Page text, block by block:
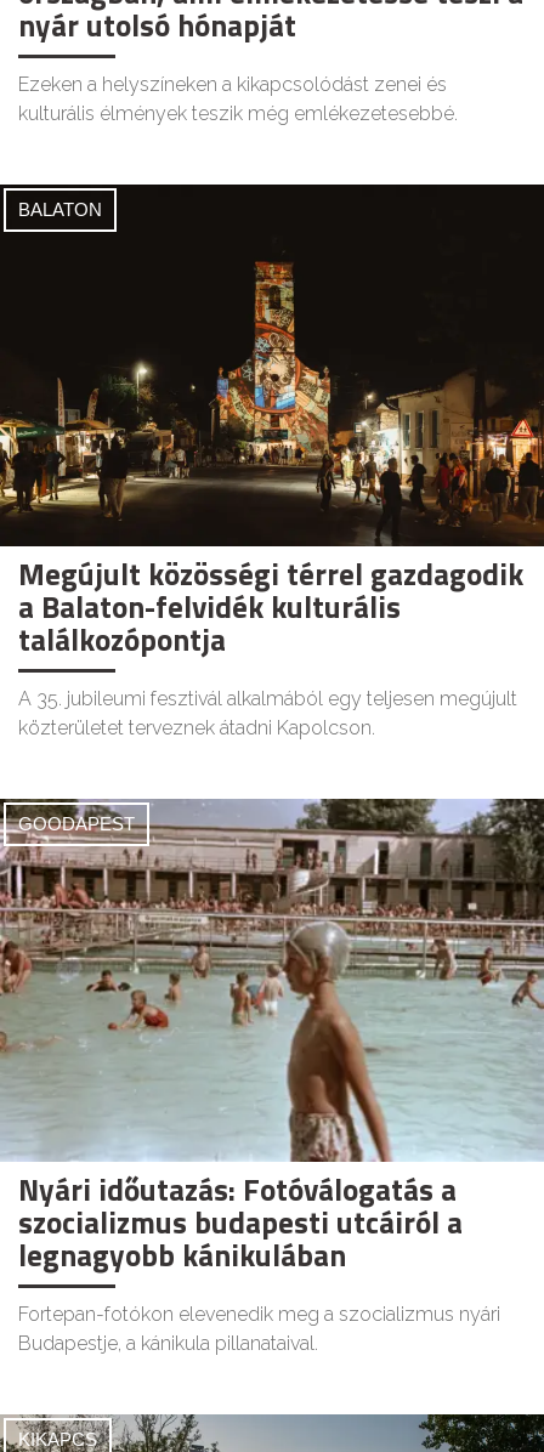
nyár utolsó hónapját
Ezeken a helyszíneken a kikapcsolódást zenei és
kulturális élmények teszik még emlékezetesebbé.
BALATON
Megújult közösségi térrel gazdagodik
a Balaton-felvidék kulturális
találkozópontja
A 35. jubileumi fesztivál alkalmából egy teljesen megújult
közterületet terveznek átadni Kapolcson.
GOODAPEST
Nyári időutazás: Fotóválogatás a
szocializmus budapesti utcáiról a
legnagyobb kánikulában
Fortepan-fotókon elevenedik meg a szocializmus nyári
Budapestje, a kánikula pillanataival.
KIKAPCS